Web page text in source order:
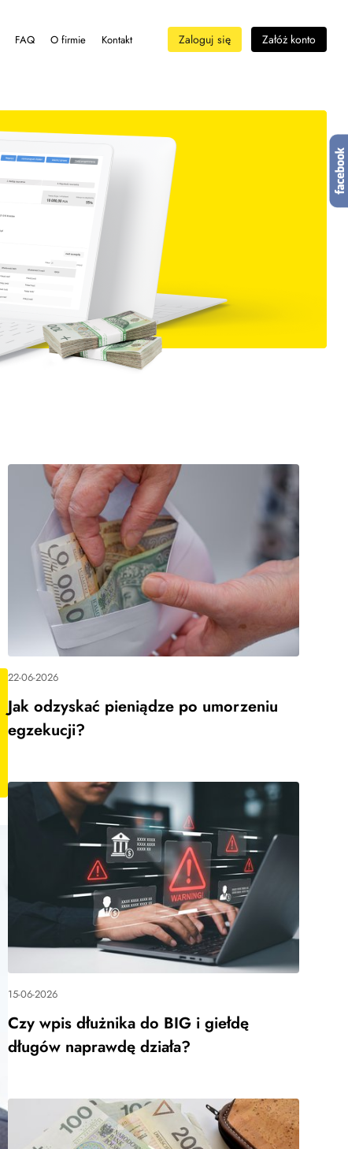
FAQ O firmie Kontakt Zaloguj się Załóż konto
22-06-2026
Jak odzyskać pieniądze po umorzeniu
egzekucji?
15-06-2026
Czy wpis dłużnika do BIG i giełdę
długów naprawdę działa?